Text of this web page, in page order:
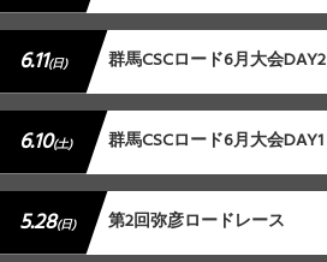
6.11(日) 群馬CSCロード6月大会DAY2
6.10(土) 群馬CSCロード6月大会DAY1
5.28(日) 第2回弥彦ロードレース